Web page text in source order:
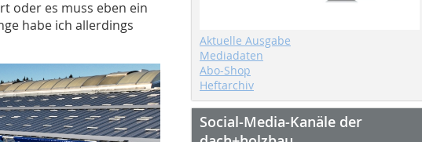
oder es muss eben ein
habe ich allerdings
Aktuelle Ausgabe
Mediadaten
Abo-Shop
Heftarchiv
Social-Media-Kanäle der